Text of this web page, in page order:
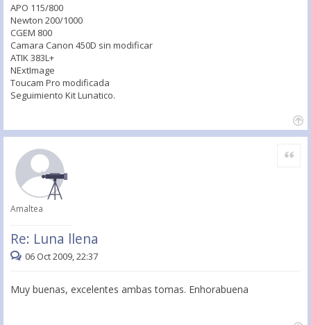
APO 115/800
Newton 200/1000
CGEM 800
Camara Canon 450D sin modificar
ATIK 383L+
NExtImage
Toucam Pro modificada
Seguimiento Kit Lunatico.
Amaltea
Re: Luna llena
Citar
06 Oct 2009, 22:37
Muy buenas, excelentes ambas tomas. Enhorabuena